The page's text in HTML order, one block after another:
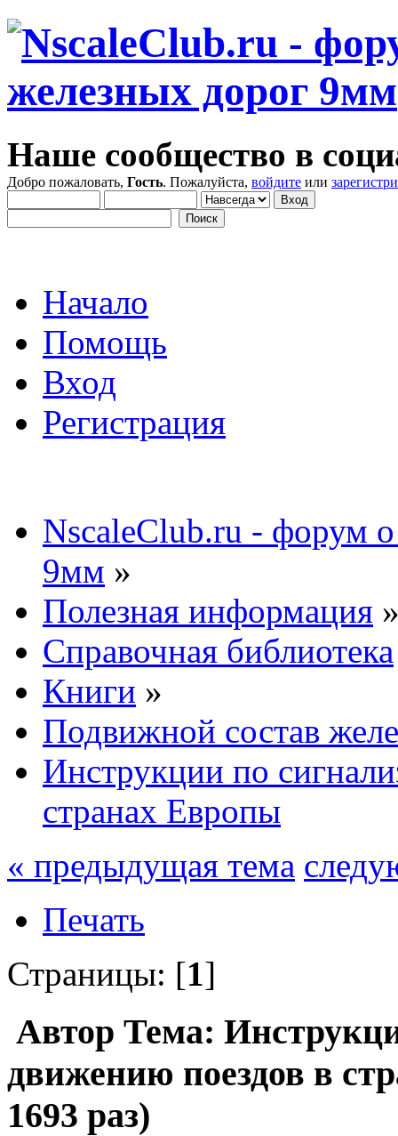
Наше сообщество в
Добро пожаловать, Гость. Пожалуйста, войдите или
Начало
Помощь
Вход
Регистрация
NscaleClub.ru - форум
9мм »
Полезная информация
Справочная библиотека
Книги »
Подвижной состав
Инструкции по
странах Европы
« предыдущая тема
Печать
Страницы: [1]
Автор Тема:
движению поездов в
1693 раз)